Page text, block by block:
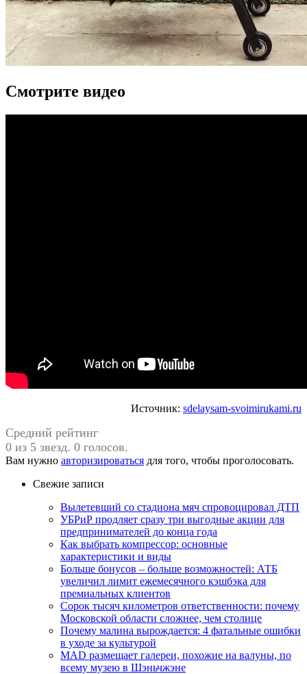
Смотрите видео
Источник: sdelaysam-svoimirukami.ru
Средний рейтинг
0 из 5 звезд. 0 голосов.
Вам нужно авторизироваться для того, чтобы проголосовать.
Свежие записи
Вылетевший со стадиона мяч спровоцировал ДТП
УБРиР продляет сразу три выгодные акции для
предпринимателей до конца года
Как выбрать компрессор: основные
характеристики и виды
Больше бонусов – больше возможностей: АТБ
увеличил лимит ежемесячного кэшбэка для
премиальных клиентов
Сорок тысяч километров ответственности: почему
Московской области сложнее, чем столице
Почему малина вырождается: 4 фатальные ошибки
в уходе за культурой
MAD размещает галереи, похожие на валуны, по
всему музею в Шэньчжэне